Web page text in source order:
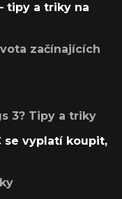
tipy a triky na
začínajících
3? Tipy a triky
se vyplatí koupit,